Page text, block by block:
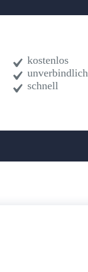
kostenlos
unverbindlich
schnell